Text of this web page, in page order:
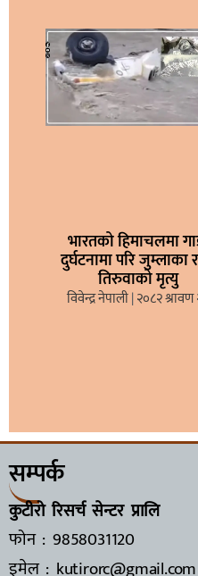
भारतको हिमाचलमा
दुर्घटनामा परि जुम्लाका
तिरुवाको मृत्यु
विवेन्द्र नेपाली २०८२ श्रावण
सम्पर्क
कुटीरो रिसर्च सेन्टर प्रालि
फोन : 9858031120
इमेल : kutirorc@gmail.com